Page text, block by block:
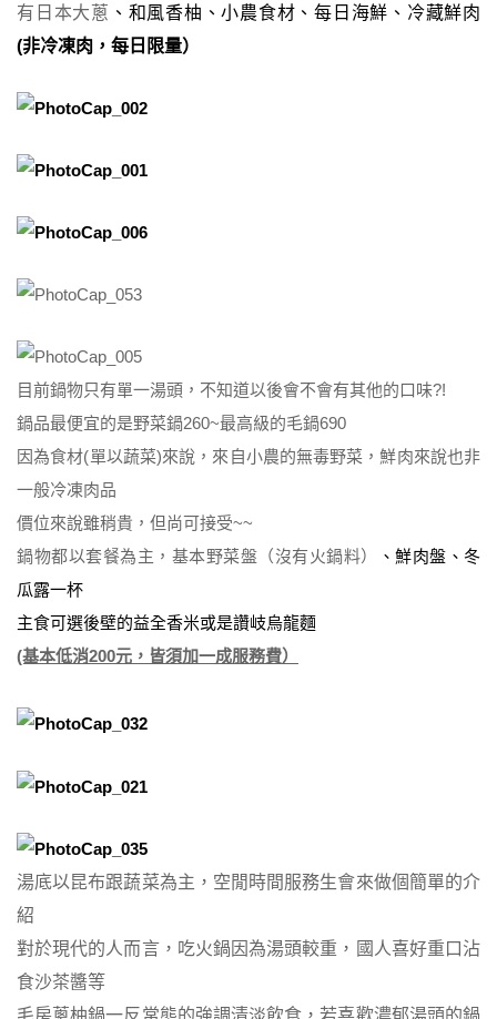
有日本大蔥 、和風香柚 、小農食材 、每日海鮮 、 冷藏鮮肉
(非冷凍肉，每日限量）
目前鍋物只有單一湯頭，不知道以後會不會有其他的口味?!
鍋品最便宜的是野菜鍋260~最高級的毛鍋690
因為食材(單以蔬菜)來說，來自小農的無毒野菜，鮮肉來說也非
一般冷凍肉品
價位來說雖稍貴，但尚可接受~~
鍋物都以套餐為主，基本野菜盤（沒有火鍋料）
、鮮肉盤 、冬
瓜露一杯
主食可選後壁的益全香米或是讚岐烏龍麵
(基本低消200元，皆須加一成服務費）
湯底以昆布跟蔬菜為主，空閒時間服務生會來做個簡單的介
紹
對於現代的人而言，吃火鍋因為湯頭較重，國人喜好重口沾
食沙茶醬等
毛房蔥柚鍋一反常態的強調清淡飲食，若喜歡濃郁湯頭的鍋